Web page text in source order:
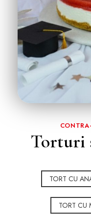
Torturi
TORT CU
TORT CU